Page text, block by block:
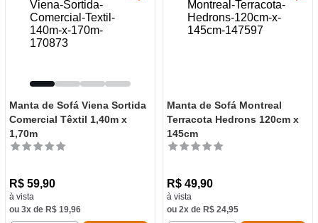
Manta de Sofá Viena Sortida
Comercial Têxtil 1,40m x
1,70m
R$ 59,90
à vista
ou 3x de R$ 19,96
Manta de Sofá Montreal
Terracota Hedrons 120cm x
145cm
R$ 49,90
à vista
ou 2x de R$ 24,95